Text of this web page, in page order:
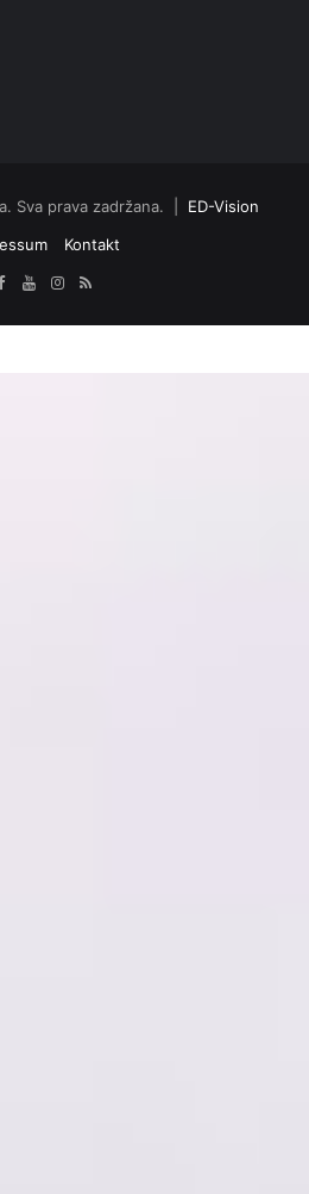
Sva prava zadržana. | ED-Vision
Kontakt